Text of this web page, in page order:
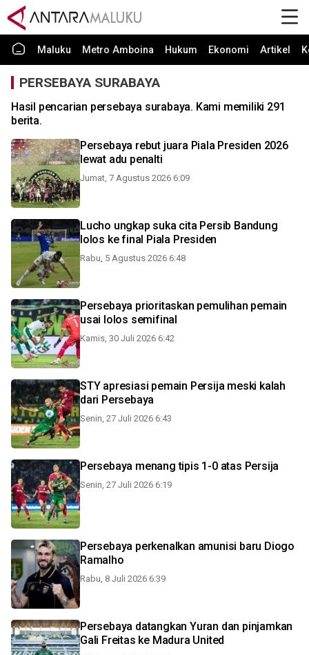
Maluku Metro Amboina Hukum Ekonomi Artikel
PERSEBAYA SURABAYA
Hasil pencarian persebaya surabaya. Kami memiliki 291
berita.
Persebaya rebut juara Piala Presiden 2026
lewat adu penalti
Jumat, 7 Agustus 2026 6:09
Lucho ungkap suka cita Persib Bandung
lolos ke final Piala Presiden
Rabu, 5 Agustus 2026 6:48
Persebaya prioritaskan pemulihan pemain
usai lolos semifinal
Kamis, 30 Juli 2026 6:42
STY apresiasi pemain Persija meski kalah
dari Persebaya
Senin, 27 Juli 2026 6:43
Persebaya menang tipis 1-0 atas Persija
Senin, 27 Juli 2026 6:19
Persebaya perkenalkan amunisi baru Diogo
Ramalho
Rabu, 8 Juli 2026 6:39
Persebaya datangkan Yuran dan pinjamkan
Gali Freitas ke Madura United